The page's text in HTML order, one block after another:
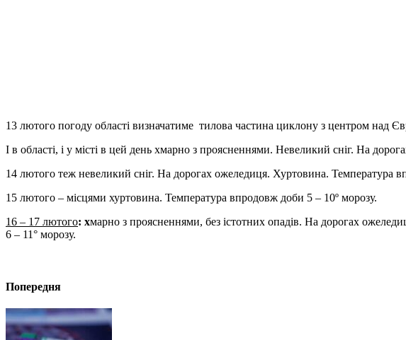
13 лютого погоду області визначатиме тилова частина циклону з центром над
І в області, і у місті в цей день хмарно з проясненнями. Невеликий сніг. На
14 лютого теж невеликий сніг. На дорогах ожеледиця. Хуртовина. Температура
15 лютого – місцями хуртовина. Температура впродовж доби 5 – 10º морозу.
16 – 17 лютого: хмарно з проясненнями, без істотних опадів. На дорогах
6 – 11° морозу.
Попередня